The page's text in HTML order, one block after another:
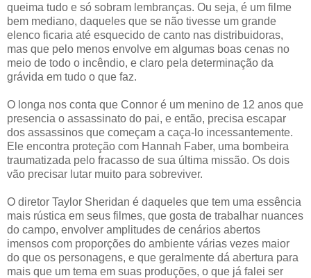
queima tudo e só sobram lembranças. Ou seja, é um filme
bem mediano, daqueles que se não tivesse um grande
elenco ficaria até esquecido de canto nas distribuidoras,
mas que pelo menos envolve em algumas boas cenas no
meio de todo o incêndio, e claro pela determinação da
grávida em tudo o que faz.
O longa nos conta que Connor é um menino de 12 anos que
presencia o assassinato do pai, e então, precisa escapar
dos assassinos que começam a caça-lo incessantemente.
Ele encontra proteção com Hannah Faber, uma bombeira
traumatizada pelo fracasso de sua última missão. Os dois
vão precisar lutar muito para sobreviver.
O diretor Taylor Sheridan é daqueles que tem uma essência
mais rústica em seus filmes, que gosta de trabalhar nuances
do campo, envolver amplitudes de cenários abertos
imensos com proporções do ambiente várias vezes maior
do que os personagens, e que geralmente dá abertura para
mais que um tema em suas produções, o que já falei ser